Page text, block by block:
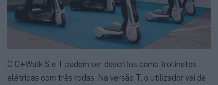
O C+Walk S e T podem ser descritos como trotinetes
elétricas com três rodas. Na versão T, o utilizador vai de